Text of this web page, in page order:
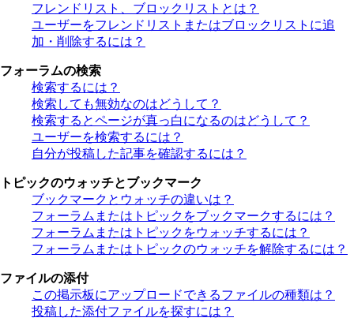
フレンドリスト、ブロックリストとは？
ユーザーをフレンドリストまたはブロックリストに追
加・削除するには？
フォーラムの検索
検索するには？
検索しても無効なのはどうして？
検索するとページが真っ白になるのはどうして？
ユーザーを検索するには？
自分が投稿した記事を確認するには？
トピックのウォッチとブックマーク
ブックマークとウォッチの違いは？
フォーラムまたはトピックをブックマークするには？
フォーラムまたはトピックをウォッチするには？
フォーラムまたはトピックのウォッチを解除するには？
ファイルの添付
この掲示板にアップロードできるファイルの種類は？
投稿した添付ファイルを探すには？